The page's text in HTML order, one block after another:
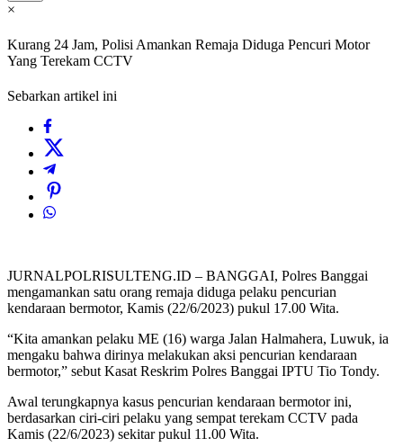
×
Kurang 24 Jam, Polisi Amankan Remaja Diduga Pencuri Motor
Yang Terekam CCTV
Sebarkan artikel ini
JURNALPOLRISULTENG.ID – BANGGAI, Polres Banggai
mengamankan satu orang remaja diduga pelaku pencurian
kendaraan bermotor, Kamis (22/6/2023) pukul 17.00 Wita.
“Kita amankan pelaku ME (16) warga Jalan Halmahera, Luwuk, ia
mengaku bahwa dirinya melakukan aksi pencurian kendaraan
bermotor,” sebut Kasat Reskrim Polres Banggai IPTU Tio Tondy.
Awal terungkapnya kasus pencurian kendaraan bermotor ini,
berdasarkan ciri-ciri pelaku yang sempat terekam CCTV pada
Kamis (22/6/2023) sekitar pukul 11.00 Wita.